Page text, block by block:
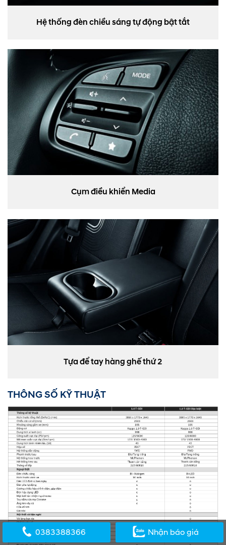
Hệ thống đèn chiều sáng tự động bật tắt
Cụm điều khiển Media
Tựa để tay hàng ghế thứ 2
THÔNG SỐ KỸ THUẬT
0383388366 Nhận báo giá